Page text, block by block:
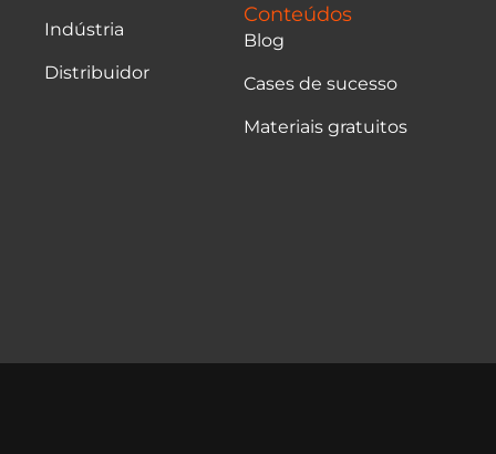
Indústria
Distribuidor
Conteúdos
Blog
Cases de sucesso
Materiais gratuitos